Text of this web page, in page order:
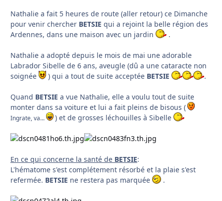
Nathalie a fait 5 heures de route (aller retour) ce Dimanche
pour venir chercher BETSIE qui a rejoint la belle région des
Ardennes, dans une maison avec un jardin
.
Nathalie a adopté depuis le mois de mai une adorable
Labrador Sibelle de 6 ans, aveugle (dû a une cataracte non
soignée
) qui a tout de suite acceptée BETSIE .
Quand BETSIE a vue Nathalie, elle a voulu tout de suite
monter dans sa voiture et lui a fait pleins de bisous (
Ingrate, va... ) et de grosses léchouilles à Sibelle
En ce qui concerne la santé de BETSIE:
L'hématome s'est complétement résorbé et la plaie s'est
refermée. BETSIE ne restera pas marquée .